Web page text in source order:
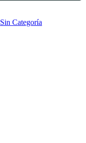
Sin Categoría